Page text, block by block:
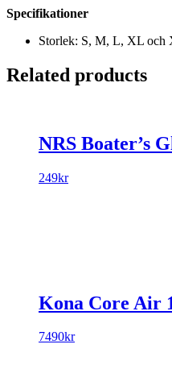
Specifikationer
Storlek: S, M, L, XL och
Related products
NRS Boater’s
249kr
Kona Core Air
7490kr